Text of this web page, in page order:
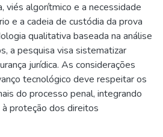
viés algorítmico e a necessidade
e a cadeia de custódia da prova
qualitativa baseada na análise
a pesquisa visa sistematizar
jurídica. As considerações
tecnológico deve respeitar os
do processo penal, integrando
proteção dos direitos